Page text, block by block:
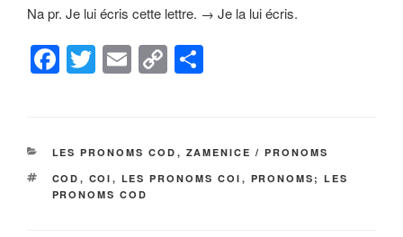
Na pr. Je lui écris cette lettre. → Je la lui écris.
F
e
b
o
T
er
E C
y
Li
e
КАТЕГОРИЈЕ
LES PRONOMS COD , ZAMENICE / PRONOMS
ОЗНАКЕ
COD , COI , LES PRONOMS COI , PRONOMS; LES
PRONOMS COD